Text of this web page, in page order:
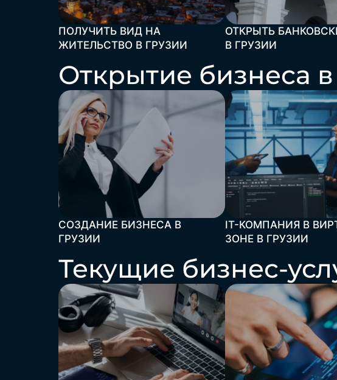
ПОЛУЧИТЬ ВИД НА
ЖИТЕЛЬСТВО В ГРУЗИИ
ОТКРЫТЬ
В ГРУЗИИ
Открытие бизнеса в
СОЗДАНИЕ БИЗНЕСА В
ГРУЗИИ
IT-КОМПАНИЯ В
ЗОНЕ В ГРУЗИИ
Текущие бизнес-